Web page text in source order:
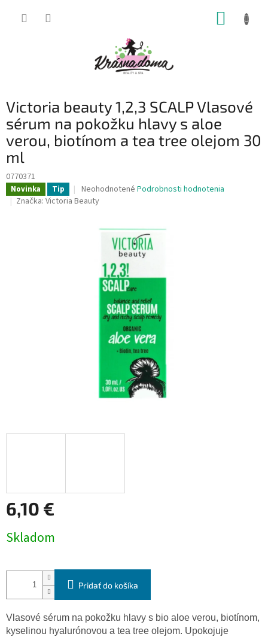
Victoria beauty 1,2,3 SCALP Vlasové
sérum na pokožku hlavy s aloe
verou, biotínom a tea tree olejom 30
ml
0770371
Novinka Tip
Priemerné
hodnotenie
hviezdičiek.
Neohodnotené Podrobnosti hodnotenia
Značka: Victoria Beauty
6,10 €
cena:
Skladom
Pridať do košíka
Vlasové sérum na pokožku hlavy s bio aloe verou, biotínom,
kyselinou hyalurónovou a tea tree olejom. Upokojuje